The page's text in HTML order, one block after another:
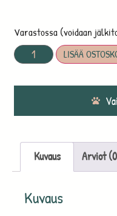
Varastossa (voidaan
LISÄÄ
Kuvaus Arviot
Kuvaus